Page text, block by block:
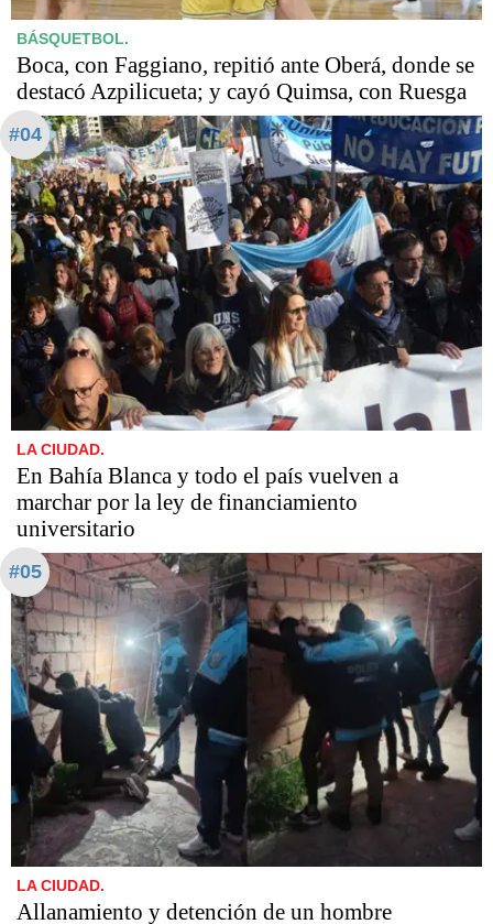
BÁSQUETBOL.
Boca, con Faggiano, repitió ante Oberá, donde se
destacó Azpilicueta; y cayó Quimsa, con Ruesga
#04
LA CIUDAD.
En Bahía Blanca y todo el país vuelven a
marchar por la ley de financiamiento
universitario
#05
LA CIUDAD.
Allanamiento y detención de un hombre